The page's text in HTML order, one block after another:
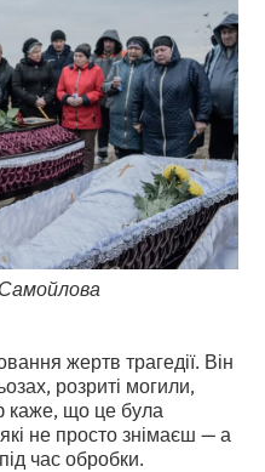
жертв трагедії. Він
розриті могили,
каже, що це була
не просто знімаєш — а
час обробки.